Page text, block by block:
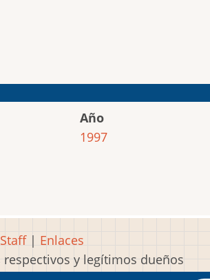
Año
1997
Staff| Enlaces
y legítimos dueños